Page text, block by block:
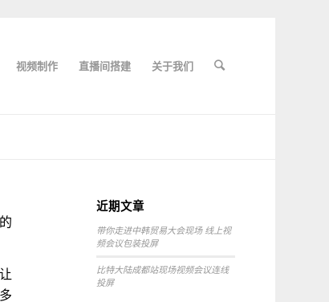
视频制作 直播间搭建 关于我们
近期文章
带你走进中韩贸易大会现场 线上视
频会议包装投屏
比特大陆成都站现场视频会议连线
投屏